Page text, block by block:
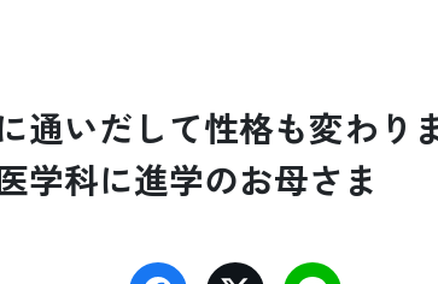
通いだして性格も変わり
学科に進学のお母さま